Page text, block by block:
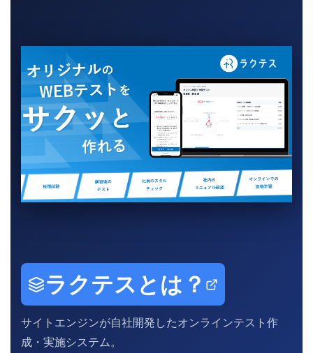
ラクテスとは？
サイトエンジンが自社開発したオンラインテスト作
成・実施システム。